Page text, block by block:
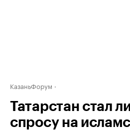
КазаньФорум
Татарстан стал
спросу на